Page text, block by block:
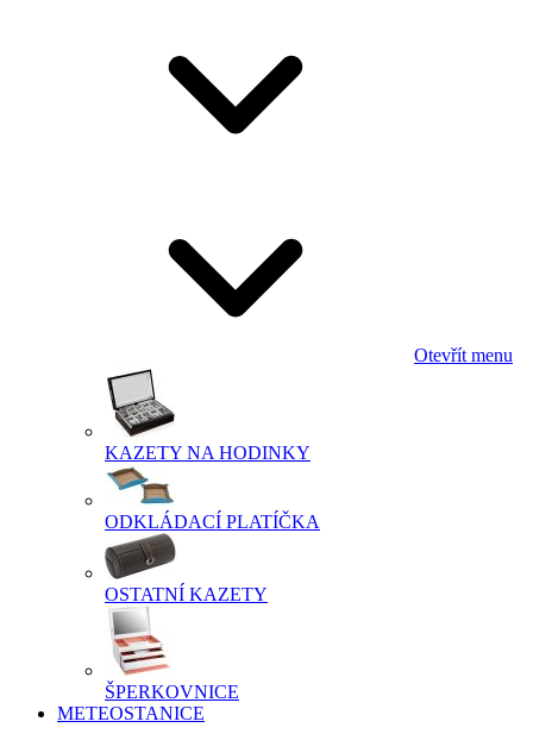
Otevřít menu
KAZETY NA HODINKY
ODKLÁDACÍ PLATÍČKA
OSTATNÍ KAZETY
ŠPERKOVNICE
METEOSTANICE